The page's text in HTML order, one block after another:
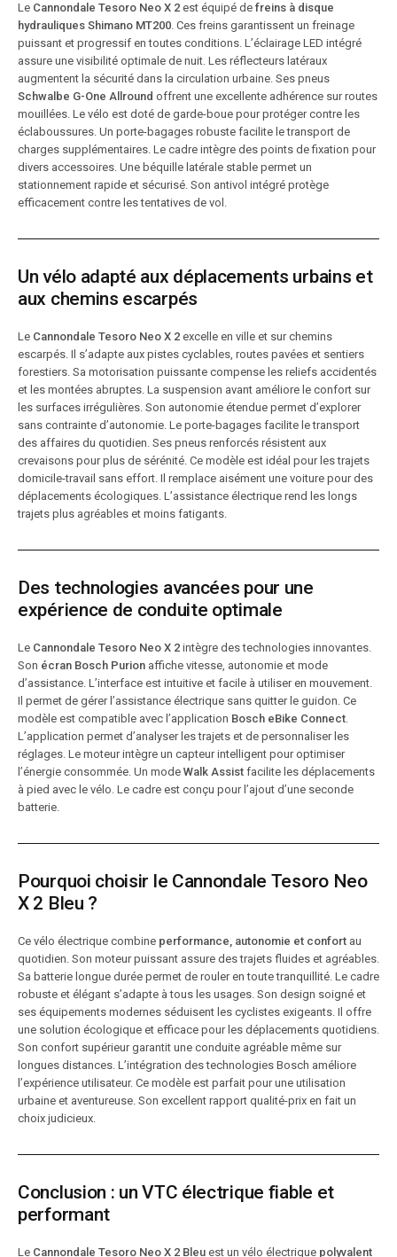
Le Cannondale Tesoro Neo X 2 est équipé de freins à disque
hydrauliques Shimano MT200 . Ces freins garantissent un freinage
puissant et progressif en toutes conditions. L’éclairage LED intégré
assure une visibilité optimale de nuit. Les réflecteurs latéraux
augmentent la sécurité dans la circulation urbaine. Ses pneus
Schwalbe G-One Allround offrent une excellente adhérence sur routes
mouillées. Le vélo est doté de garde-boue pour protéger contre les
éclaboussures. Un porte-bagages robuste facilite le transport de
charges supplémentaires. Le cadre intègre des points de fixation pour
divers accessoires. Une béquille latérale stable permet un
stationnement rapide et sécurisé. Son antivol intégré protège
efficacement contre les tentatives de vol.
Un vélo adapté aux déplacements urbains et
aux chemins escarpés
Le Cannondale Tesoro Neo X 2 excelle en ville et sur chemins
escarpés. Il s’adapte aux pistes cyclables, routes pavées et sentiers
forestiers. Sa motorisation puissante compense les reliefs accidentés
et les montées abruptes. La suspension avant améliore le confort sur
les surfaces irrégulières. Son autonomie étendue permet d’explorer
sans contrainte d’autonomie. Le porte-bagages facilite le transport
des affaires du quotidien. Ses pneus renforcés résistent aux
crevaisons pour plus de sérénité. Ce modèle est idéal pour les trajets
domicile-travail sans effort. Il remplace aisément une voiture pour des
déplacements écologiques. L’assistance électrique rend les longs
trajets plus agréables et moins fatigants.
Des technologies avancées pour une
expérience de conduite optimale
Le Cannondale Tesoro Neo X 2 intègre des technologies innovantes.
Son écran Bosch Purion affiche vitesse, autonomie et mode
d’assistance. L’interface est intuitive et facile à utiliser en mouvement.
Il permet de gérer l’assistance électrique sans quitter le guidon. Ce
modèle est compatible avec l’application Bosch eBike Connect
L’application permet d’analyser les trajets et de personnaliser les
réglages. Le moteur intègre un capteur intelligent pour optimiser
l’énergie consommée. Un mode Walk Assist facilite les déplacements
à pied avec le vélo. Le cadre est conçu pour l’ajout d’une seconde
batterie.
Pourquoi choisir le Cannondale Tesoro Neo
X 2 Bleu ?
Ce vélo électrique combine performance, autonomie et confort au
quotidien. Son moteur puissant assure des trajets fluides et agréables.
Sa batterie longue durée permet de rouler en toute tranquillité. Le cadre
robuste et élégant s’adapte à tous les usages. Son design soigné et
ses équipements modernes séduisent les cyclistes exigeants. Il offre
une solution écologique et efficace pour les déplacements quotidiens.
Son confort supérieur garantit une conduite agréable même sur
longues distances. L’intégration des technologies Bosch améliore
l’expérience utilisateur. Ce modèle est parfait pour une utilisation
urbaine et aventureuse. Son excellent rapport qualité-prix en fait un
choix judicieux.
Conclusion : un VTC électrique fiable et
performant
Le Cannondale Tesoro Neo X 2 Bleu est un vélo électrique polyvalent